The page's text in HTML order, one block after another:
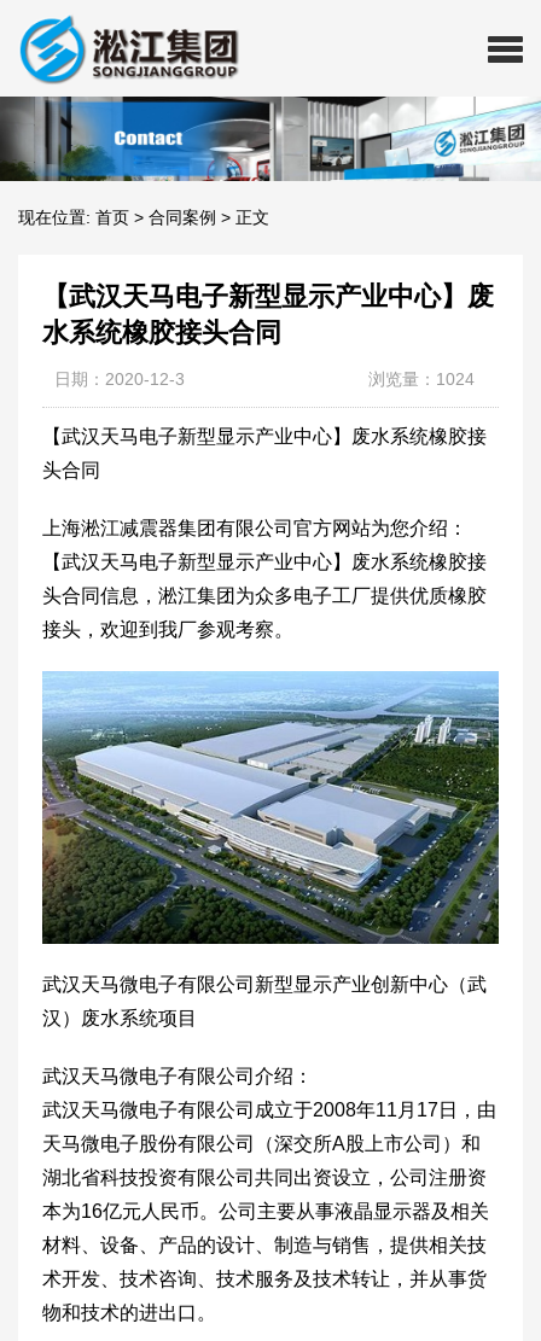
现在位置: 首页 > 合同案例 > 正文
【武汉天马电子新型显示产业中心】废
水系统橡胶接头合同
日期：2020-12-3 浏览量：1024
【武汉天马电子新型显示产业中心】废水系统橡胶接
头合同
上海淞江减震器集团有限公司官方网站为您介绍：
【武汉天马电子新型显示产业中心】废水系统橡胶接
头合同信息，淞江集团为众多电子工厂提供优质橡胶
接头，欢迎到我厂参观考察。
武汉天马微电子有限公司新型显示产业创新中心（武
汉）废水系统项目
武汉天马微电子有限公司介绍：
武汉天马微电子有限公司成立于2008年11月17日，由
天马微电子股份有限公司（深交所A股上市公司）和
湖北省科技投资有限公司共同出资设立，公司注册资
本为16亿元人民币。公司主要从事液晶显示器及相关
材料、设备、产品的设计、制造与销售，提供相关技
术开发、技术咨询、技术服务及技术转让，并从事货
物和技术的进出口。